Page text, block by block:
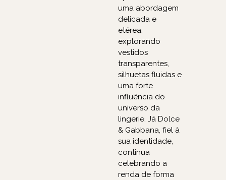
uma abordagem
delicada e
etérea,
explorando
vestidos
transparentes,
silhuetas fluidas e
uma forte
influência do
universo da
lingerie. Já Dolce
& Gabbana, fiel à
sua identidade,
continua
celebrando a
renda de forma